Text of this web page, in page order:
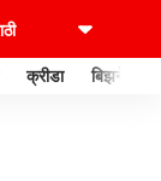
क्रीडा बिझनेस